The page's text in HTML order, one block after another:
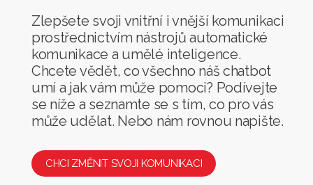
Zlepšete svoji vnitřní i vnější komunikaci
prostřednictvím nástrojů automatické
komunikace a umělé inteligence.
Chcete vědět, co všechno náš chatbot
umí a jak vám může pomoci? Podívejte
se níže a seznamte se s tím, co pro vás
může udělat. Nebo nám rovnou napište.
CHCI ZMĚNIT SVOJI KOMUNIKACI